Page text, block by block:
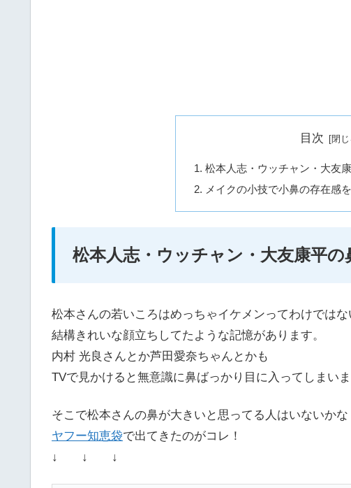
目次
松本人志・ウッチャン・大友
メイクの小技で小鼻の存在感
松本人志・ウッチャン・大友康平の
松本さんの若いころはめっちゃイケメンってわけではな
結構きれいな顔立ちしてたような記憶があります。
内村 光良さんとか芦田愛奈ちゃんとかも
TVで見かけると無意識に鼻ばっかり目に入ってしまいま
そこで松本さんの鼻が大きいと思ってる人はいないかな
ヤフー知恵袋で出てきたのがコレ！
↓ ↓ ↓